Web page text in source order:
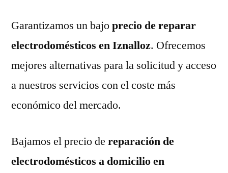
Garantizamos un bajoprecio de reparar
electrodomésticos en Iznalloz. Ofrecemos
mejores alternativas para la solicitud y acceso
a nuestros servicios con el coste más
económico del mercado.
Bajamos el precio de reparación de
electrodomésticos a domicilio en